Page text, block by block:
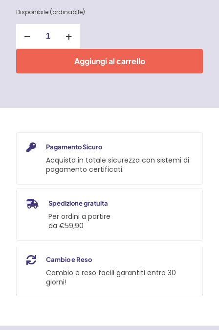
Disponibile (ordinabile)
Pinza
regolabile
e
Aggiungi al carrello
Pagamento Sicuro
Acquista in totale sicurezza con sistemi di
pagamento certificati.
Spedizione gratuita
Per ordini a partire
da €59,90
Cambio e Reso
Cambio e reso facili garantiti entro 30
giorni!